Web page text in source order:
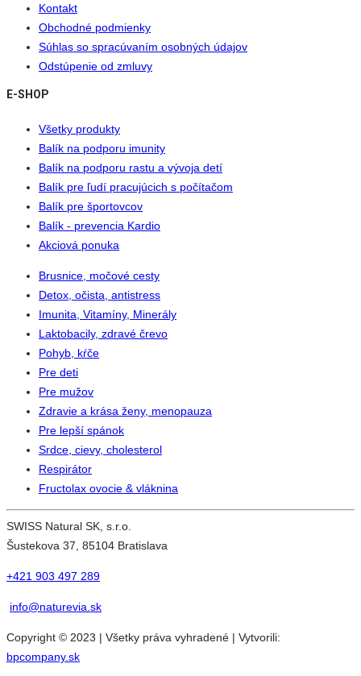
Kontakt
Obchodné podmienky
Súhlas so spracúvaním osobných údajov
Odstúpenie od zmluvy
E-SHOP
Všetky produkty
Balík na podporu imunity
Balík na podporu rastu a vývoja detí
Balík pre ľudí pracujúcich s počítačom
Balík pre športovcov
Balík - prevencia Kardio
Akciová ponuka
Brusnice, močové cesty
Detox, očista, antistress
Imunita, Vitamíny, Minerály
Laktobacily, zdravé črevo
Pohyb, kŕče
Pre deti
Pre mužov
Zdravie a krása ženy, menopauza
Pre lepší spánok
Srdce, cievy, cholesterol
Respirátor
Fructolax ovocie & vláknina
SWISS Natural SK, s.r.o.
Šustekova 37, 85104 Bratislava
+421 903 497 289
info@naturevia.sk
Copyright © 2023 | Všetky práva vyhradené | Vytvorili:
bpcompany.sk